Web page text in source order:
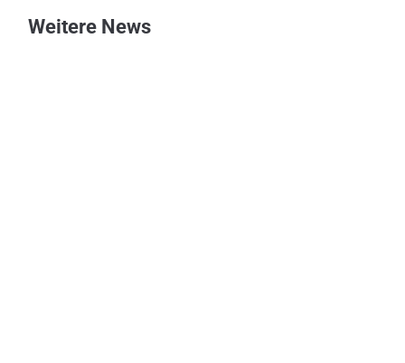
Weitere News